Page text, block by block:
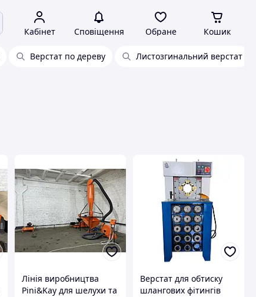
Кабінет Сповіщення Обране Кошик
Верстат по дереву Листозгинальний верстат
Лінія виробництва
Pini&Kay для шелухи та
Верстат для обтиску
шлангових фітингів